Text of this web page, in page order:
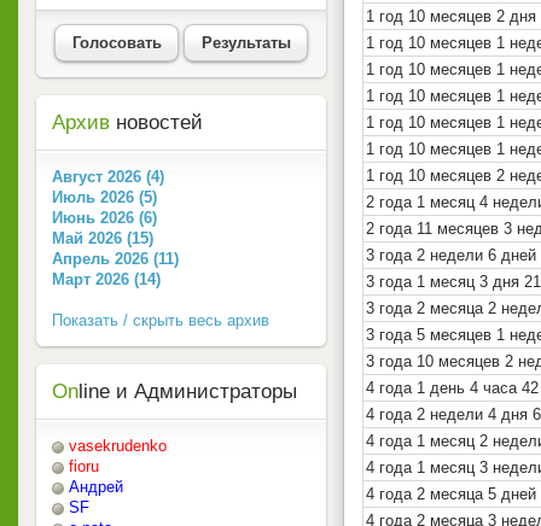
1 год 10 месяцев 2
1 год 10 месяцев 1
1 год 10 месяцев 1
1 год 10 месяцев 1
1 год 10 месяцев 1
1 год 10 месяцев 1
1 год 10 месяцев 2
2 года 1 месяц 4
2 года 11 месяцев 3
3 года 2 недели 6
3 года 1 месяц 3 дня
3 года 2 месяца 2
3 года 5 месяцев 1
3 года 10 месяцев 2
4 года 1 день 4 часа
4 года 2 недели 4 дня
4 года 1 месяц 2
4 года 1 месяц 3
4 года 2 месяца 5
4 года 2 месяца 3
Голосовать Результаты
Архив новостей
Август 2026 (4)
Июль 2026 (5)
Июнь 2026 (6)
Май 2026 (15)
Апрель 2026 (11)
Март 2026 (14)
Показать / скрыть весь архив
On line и Администраторы
vasekrudenko
fioru
Андрей
SF